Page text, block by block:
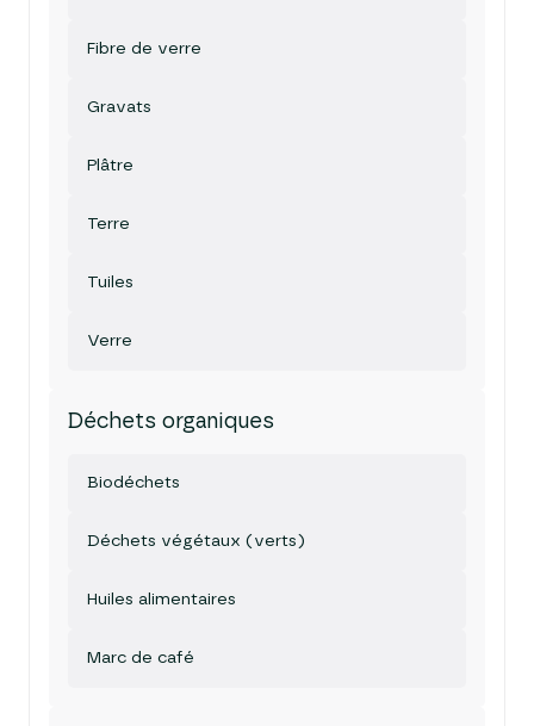
Fibre de verre
Gravats
Plâtre
Terre
Tuiles
Verre
Déchets organiques
Biodéchets
Déchets végétaux (verts)
Huiles alimentaires
Marc de café